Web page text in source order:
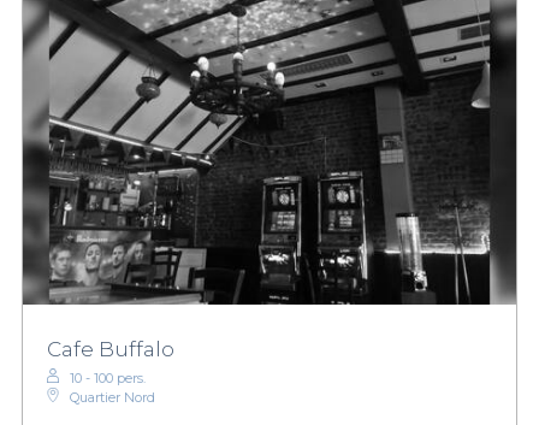
Cafe Buffalo
10 - 100 pers.
Quartier Nord